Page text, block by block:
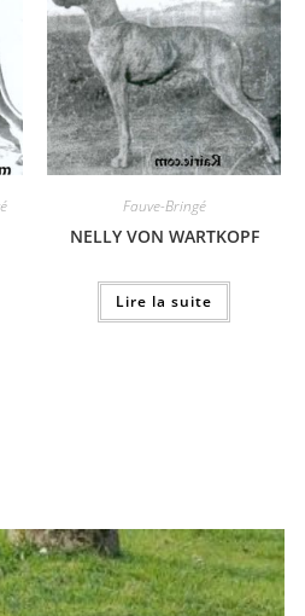
Fauve-Bringé
NELLY VON WARTKOPF
Lire la suite